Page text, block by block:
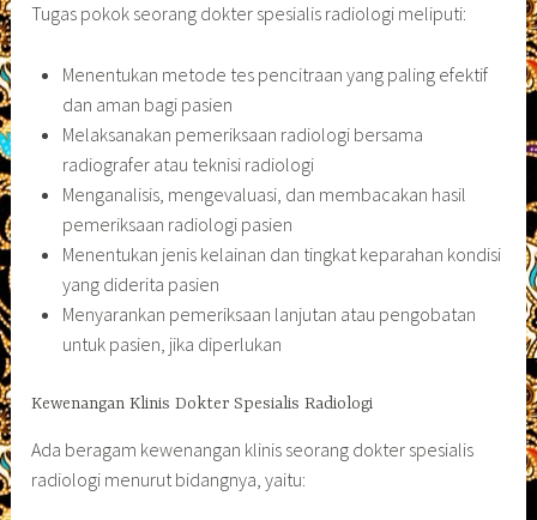
Tugas pokok seorang dokter spesialis radiologi meliputi:
Menentukan metode tes pencitraan yang paling efektif
dan aman bagi pasien
Melaksanakan pemeriksaan radiologi bersama
radiografer atau teknisi radiologi
Menganalisis, mengevaluasi, dan membacakan hasil
pemeriksaan radiologi pasien
Menentukan jenis kelainan dan tingkat keparahan kondisi
yang diderita pasien
Menyarankan pemeriksaan lanjutan atau pengobatan
untuk pasien, jika diperlukan
Kewenangan Klinis Dokter Spesialis Radiologi
Ada beragam kewenangan klinis seorang dokter spesialis
radiologi menurut bidangnya, yaitu: